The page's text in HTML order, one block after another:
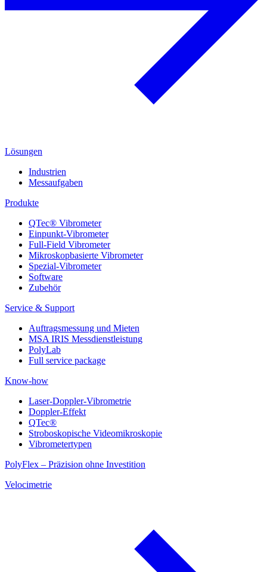
Lösungen
Industrien
Messaufgaben
Produkte
QTec® Vibrometer
Einpunkt-Vibrometer
Full-Field Vibrometer
Mikroskopbasierte Vibrometer
Spezial-Vibrometer
Software
Zubehör
Service & Support
Auftragsmessung und Mieten
MSA IRIS Messdienstleistung
PolyLab
Full service package
Know-how
Laser-Doppler-Vibrometrie
Doppler-Effekt
QTec®
Stroboskopische Videomikroskopie
Vibrometertypen
PolyFlex – Präzision ohne Investition
Velocimetrie